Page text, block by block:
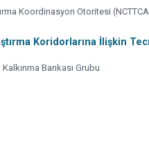
Koordinasyon Otoritesi
Koridorlarına İlişkin
Bankası Grubu